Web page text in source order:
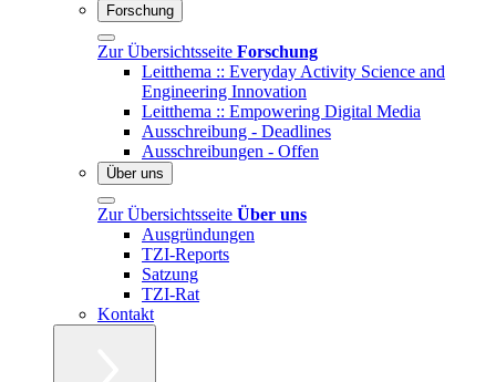
Forschung
Zur Übersichtsseite Forschung
Leitthema :: Everyday Activity Science and
Engineering Innovation
Leitthema :: Empowering Digital Media
Ausschreibung - Deadlines
Ausschreibungen - Offen
Über uns
Zur Übersichtsseite Über uns
Ausgründungen
TZI-Reports
Satzung
TZI-Rat
Kontakt